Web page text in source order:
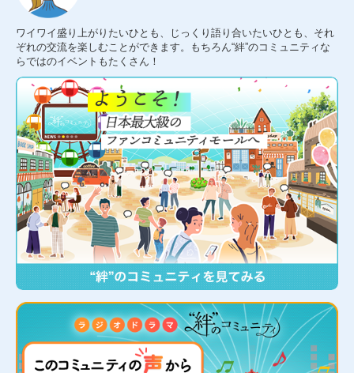
ワイワイ盛り上がりたいひとも、じっくり語り合いたいひとも、それ
ぞれの交流を楽しむことができます。もちろん“絆”のコミュニティな
らではのイベントもたくさん！